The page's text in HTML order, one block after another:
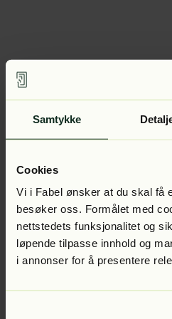
Samtykke
Cookies
Vi i Fabel ønsker at du skal få
besøker oss. Formålet med
nettstedets funksjonalitet og
løpende tilpasse innhold og
i annonser for å presentere